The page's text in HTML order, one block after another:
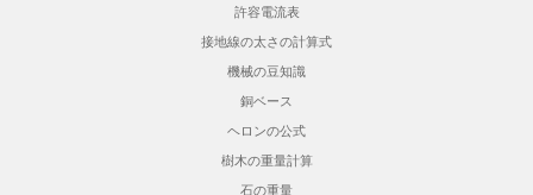
許容電流表
接地線の太さの計算式
機械の豆知識
銅ベース
ヘロンの公式
樹木の重量計算
石の重量